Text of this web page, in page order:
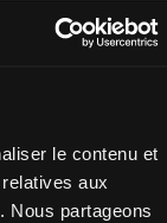
le contenu et
aux
Nous partageons